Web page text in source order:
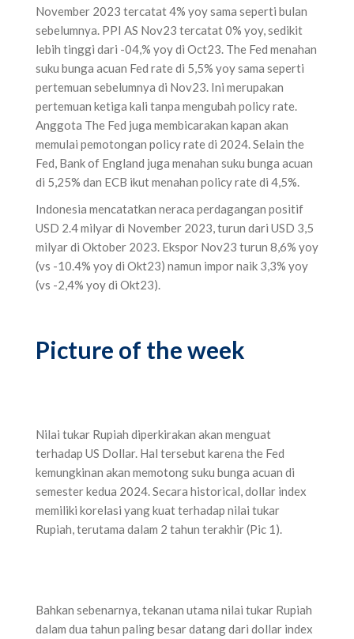
November 2023 tercatat 4% yoy sama seperti bulan
sebelumnya. PPI AS Nov23 tercatat 0% yoy, sedikit
lebih tinggi dari -04,% yoy di Oct23. The Fed menahan
suku bunga acuan Fed rate di 5,5% yoy sama seperti
pertemuan sebelumnya di Nov23. Ini merupakan
pertemuan ketiga kali tanpa mengubah policy rate.
Anggota The Fed juga membicarakan kapan akan
memulai pemotongan policy rate di 2024. Selain the
Fed, Bank of England juga menahan suku bunga acuan
di 5,25% dan ECB ikut menahan policy rate di 4,5%.
Indonesia mencatatkan neraca perdagangan positif
USD 2.4 milyar di November 2023, turun dari USD 3,5
milyar di Oktober 2023. Ekspor Nov23 turun 8,6% yoy
(vs -10.4% yoy di Okt23) namun impor naik 3,3% yoy
(vs -2,4% yoy di Okt23).
Picture of the week
Nilai tukar Rupiah diperkirakan akan menguat
terhadap US Dollar. Hal tersebut karena the Fed
kemungkinan akan memotong suku bunga acuan di
semester kedua 2024. Secara historical, dollar index
memiliki korelasi yang kuat terhadap nilai tukar
Rupiah, terutama dalam 2 tahun terakhir (Pic 1).
Bahkan sebenarnya, tekanan utama nilai tukar Rupiah
dalam dua tahun paling besar datang dari dollar index